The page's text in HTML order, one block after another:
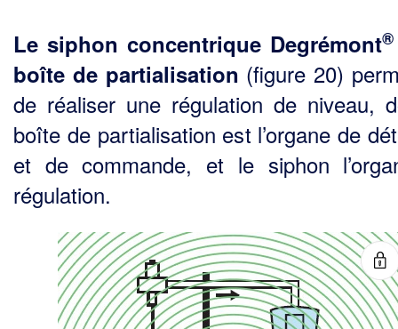
Le siphon concentrique Degrémont®
boîte de partialisation (figure 20)
de réaliser une régulation de niveau,
boîte de partialisation est l’organe de
et de commande, et le siphon
régulation.